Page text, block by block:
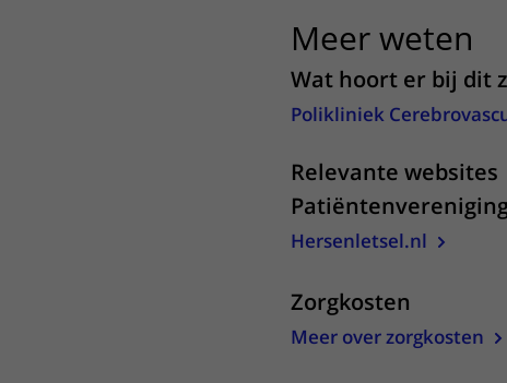
Meer weten
Wat hoort er bij dit
Polikliniek
Relevante websites
Hersenletsel.nl
Zorgkosten
Meer over zorgkosten